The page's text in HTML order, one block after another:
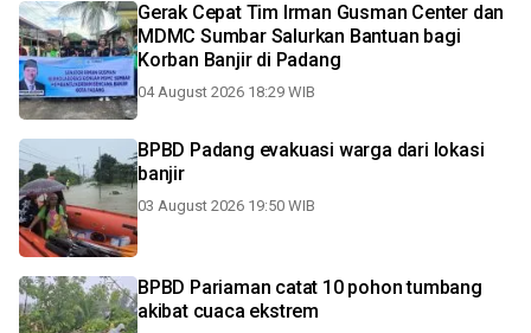
Gerak Cepat Tim Irman Gusman Center dan
MDMC Sumbar Salurkan Bantuan bagi
Korban Banjir di Padang
04 August 2026 18:29 WIB
BPBD Padang evakuasi warga dari lokasi
banjir
03 August 2026 19:50 WIB
BPBD Pariaman catat 10 pohon tumbang
akibat cuaca ekstrem